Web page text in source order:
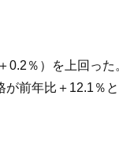
％）を上回っ
前年比＋12.1％